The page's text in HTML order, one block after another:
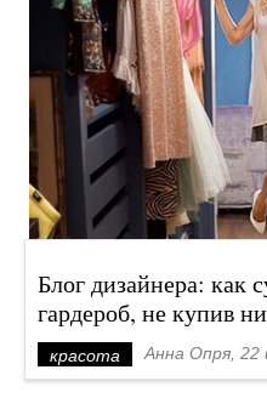
Блог дизайнера: как
гардероб, не купив
красота Анна Опря, 22